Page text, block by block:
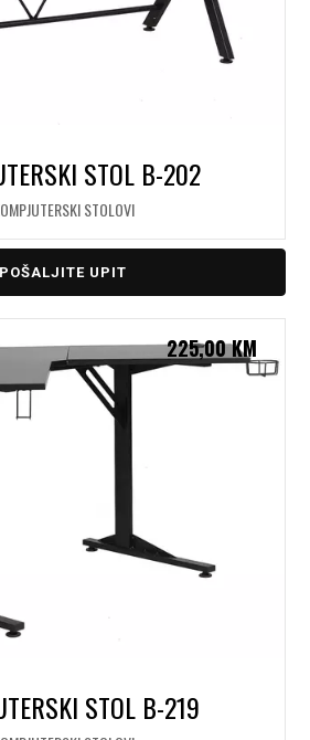
STOL B-202
STOLOVI
POŠALJITE UPIT
STOL B-219
225,00KM